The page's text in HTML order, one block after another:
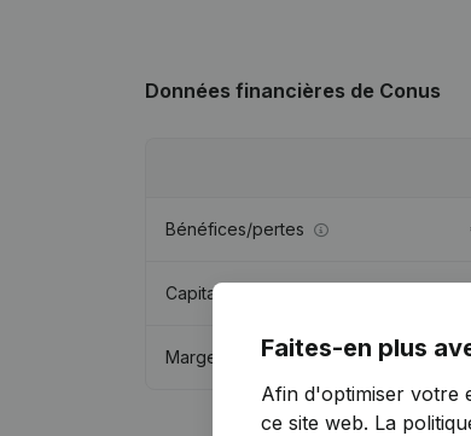
Données financières de Conus
Bénéfices/pertes
Capitaux propres
Marge bruteFaites-en plus
Afin d'optimiser votre
ce site web. La